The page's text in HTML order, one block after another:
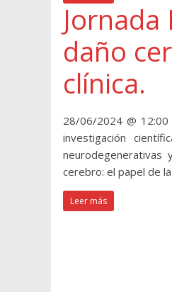
daño
clínica.
28/06/2024 @
investigación
neurodegenerativas
cerebro: el papel de
Leer más